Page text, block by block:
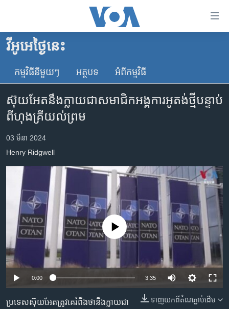
គេហទំព័រ​
ទាក់ទង
និង​
ចូល​
ទំព័រ​
ព័ត៌មាន​​
ម្តង
រំលង​
សម្ព័ន្ធ​
រំលង​
និង​
កាន់​
កម្ពុជា
អន្តរជាតិ
ចិន
ហេឡូវីអូអេ
ទូរទស្សន៍ / វីដេអូ​
វិទ្យុ / ផតខាសថ៍
កម្មវិធីទាំងអស់
Khmer English
បណ្តាញ​សង្គម
វីអូអេថ្ងៃនេះ
កម្មវិធី​នីមួយៗ អត្ថបទ​ អំពី​កម្មវិធី​
ស៊ុយអែត​នឹង​​ក្លាយ​ជា​សមាជិក​អង្គការ​អូតង់​ថ្មី​​​បន្ទាប់​
ពី​ហុងគ្រី​យល់ព្រម
03 មីនា 2024
Henry Ridgwell
No media source currently available
0:00 3:35
ទាញ​យក​ពី​តំណភ្ជាប់​ដើម
ប្រទេស​ស៊ុយអែត​ត្រូវ​គេ​រំពឹង​ថា​នឹង​ក្លាយ​ជា​​